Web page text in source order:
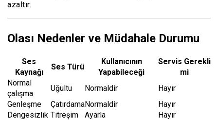
azaltır.
Olası Nedenler ve Müdahale Durumu
Ses
Kaynağı
Ses Türü
Kullanıcının
Yapabileceği
Servis Gerekli
mi
Normal
çalışma
Uğultu Normaldir
Hayır
Genleşme
ÇatırdamaNormaldir
Hayır
Dengesizlik Titreşim Ayarla
Hayır